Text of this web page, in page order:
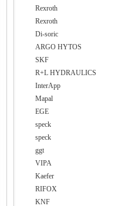
Rexroth
Rexroth
Di-soric
ARGO HYTOS
SKF
R+L HYDRAULICS
InterApp
Mapal
EGE
speck
speck
ggt
VIPA
Kaefer
RIFOX
KNF